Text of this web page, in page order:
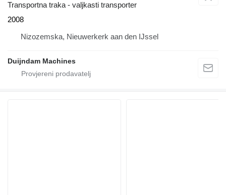
Transportna traka - valjkasti transporter
2008
Nizozemska, Nieuwerkerk aan den IJssel
Duijndam Machines